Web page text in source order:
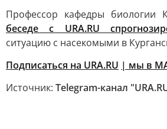
Профессор кафедры биологии
беседе с URA.RU
ситуацию с насекомыми в
Подписаться на URA.RU | мы в
Источник: Telegram-канал